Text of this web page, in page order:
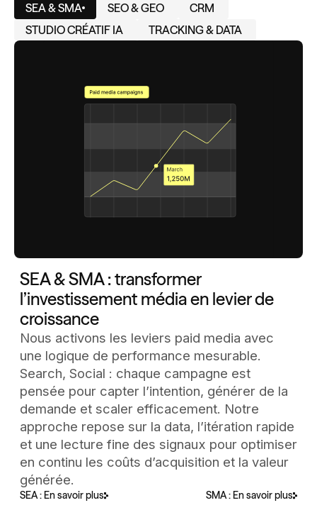
SEA & SMA SEO & GEO
CRM
STUDIO CRÉATIF IA
TRACKING & DATA
SEA & SMA : transformer
l’investissement média en levier de
croissance
Nous activons les leviers paid media avec
une logique de performance mesurable.
Search, Social : chaque campagne est
pensée pour capter l’intention, générer de la
demande et scaler efficacement. Notre
approche repose sur la data, l’itération rapide
et une lecture fine des signaux pour optimiser
en continu les coûts d’acquisition et la valeur
générée.
SEA : En savoir plus SMA : En savoir plus